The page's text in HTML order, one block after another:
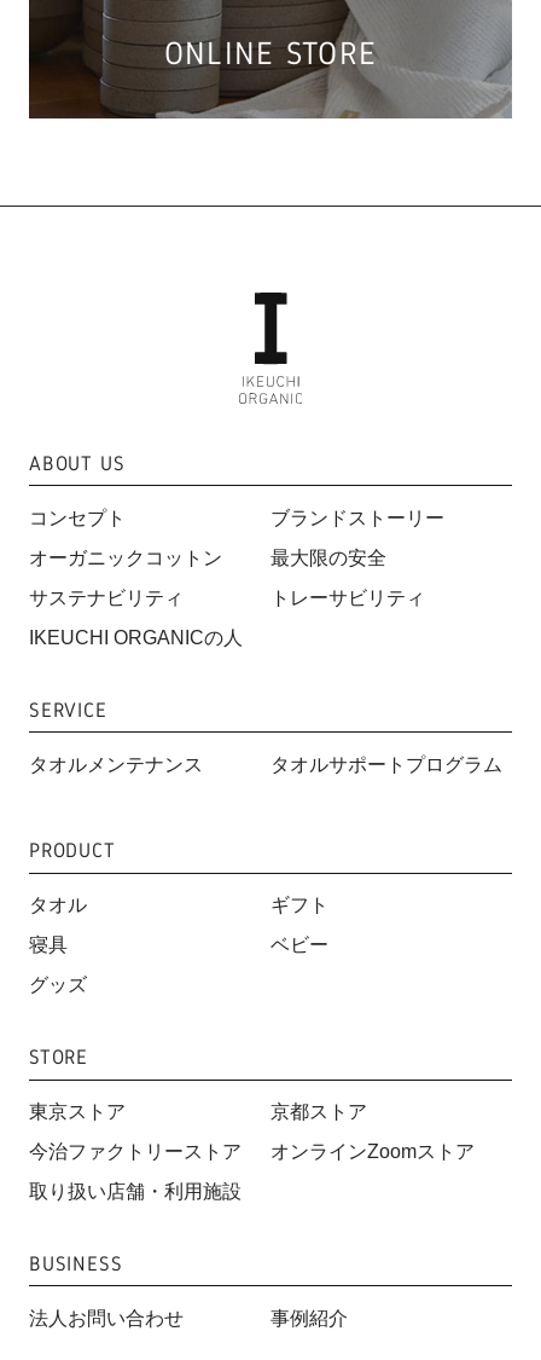
ONLINE STORE
ABOUT US
コンセプト
ブランドストーリー
オーガニックコットン
最大限の安全
サステナビリティ
トレーサビリティ
IKEUCHI ORGANICの人
SERVICE
タオルメンテナンス タオルサポートプログラム
PRODUCT
タオル
ギフト
寝具
ベビー
グッズ
STORE
東京ストア
京都ストア
今治ファクトリーストア
オンラインZoomストア
取り扱い店舗・利用施設
BUSINESS
法人お問い合わせ 事例紹介